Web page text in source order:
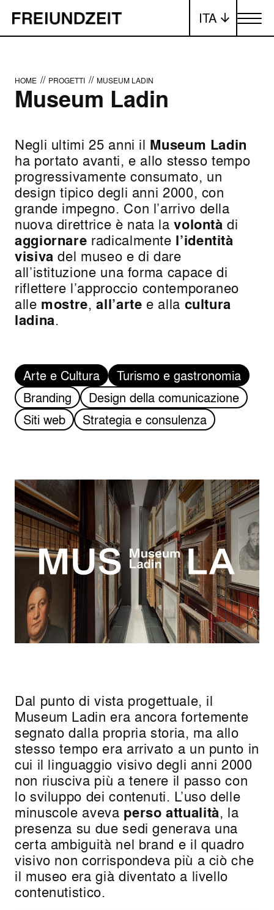
ITA Attiva/
HOME // PROGETTI // MUSEUM LADIN
Museum Ladin
Negli ultimi 25 anni il Museum Ladin
ha portato avanti, e allo stesso tempo
progressivamente consumato, un
design tipico degli anni 2000, con
grande impegno. Con l’arrivo della
nuova direttrice è nata lavolontà di
aggiornare radicalmente l’identità
visiva del museo e di dare
all’istituzione una forma capace di
riflettere l’approccio contemporaneo
alle mostre,all’arte e alla cultura
ladina.
Arte e Cultura
Turismo e gastronomia
Branding
Design della comunicazione
Siti web
Strategia e consulenza
Dal punto di vista progettuale, il
Museum Ladin era ancora fortemente
segnato dalla propria storia, ma allo
stesso tempo era arrivato a un punto in
cui il linguaggio visivo degli anni 2000
non riusciva più a tenere il passo con
lo sviluppo dei contenuti. L’uso delle
minuscole aveva perso attualità, la
presenza su due sedi generava una
certa ambiguità nel brand e il quadro
visivo non corrispondeva più a ciò che
il museo era già diventato a livello
contenutistico.